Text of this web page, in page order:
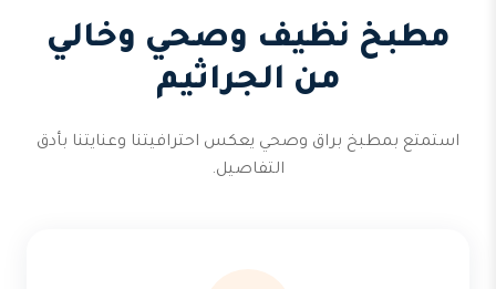
مطبخ نظيف وصحي وخالي
من الجراثيم
استمتع بمطبخ براق وصحي يعكس احترافيتنا وعنايتنا بأدق
التفاصيل.